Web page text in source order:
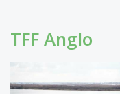
TFF Anglo